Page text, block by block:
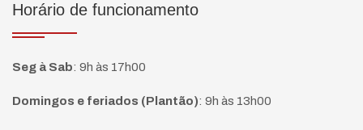
Horário de funcionamento
Seg à Sab: 9h às 17h00
Domingos e feriados (Plantão): 9h às 13h00